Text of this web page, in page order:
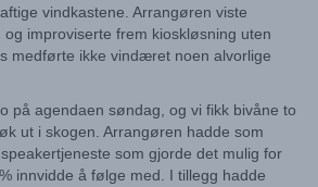
vindkastene. Arrangøren viste
improviserte frem kioskløsning uten
medførte ikke vindæret noen alvorlige
på agendaen søndag, og vi fikk bivåne to
ut i skogen. Arrangøren hadde som
som gjorde det mulig for
innvidde å følge med. I tillegg hadde